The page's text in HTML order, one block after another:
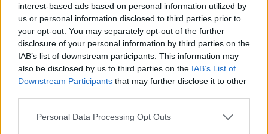
interest-based ads based on personal information utilized by
us or personal information disclosed to third parties prior to
your opt-out. You may separately opt-out of the further
disclosure of your personal information by third parties on the
IAB’s list of downstream participants. This information may
also be disclosed by us to third parties on the IAB’s List of
Downstream Participants that may further disclose it to other
Personal Data Processing Opt Outs
Marosvásárhelyen lélekben
ünnepelnek
Az érvényben lévő járványügyi
korlátozások okán – illetve az újabb
szigorítások lehetőségét is figyelembe
véve – a Maros Megyei Múzeum idén